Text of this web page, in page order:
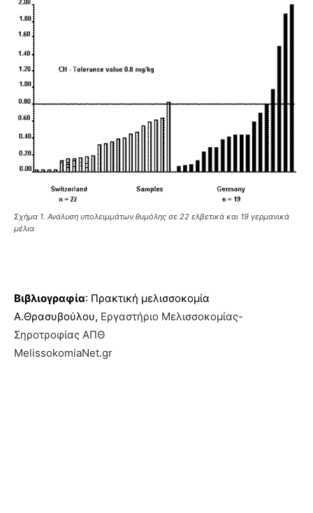
Σχήμα 1. Ανάλυση υπολειμμάτων θυμόλης σε 22 ελβετικά και 19 γερμανικά
μέλια
Βιβλιογραφία: Πρακτική μελισσοκομία
Α.Θρασυβούλου, Εργαστήριο Μελισσοκομίας-
Σηροτροφίας ΑΠΘ
MelissokomiaNet.gr